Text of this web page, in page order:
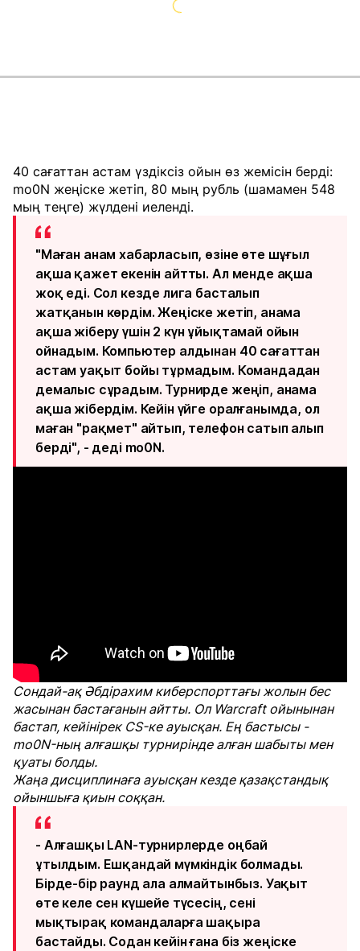
40 сағаттан астам үздіксіз ойын өз жемісін берді:
mo0N жеңіске жетіп, 80 мың рубль (шамамен 548
мың теңге) жүлдені иеленді.
"Маған анам хабарласып, өзіне өте шұғыл
ақша қажет екенін айтты. Ал менде ақша
жоқ еді. Сол кезде лига басталып
жатқанын көрдім. Жеңіске жетіп, анама
ақша жіберу үшін 2 күн ұйықтамай ойын
ойнадым. Компьютер алдынан 40 сағаттан
астам уақыт бойы тұрмадым. Командадан
демалыс сұрадым. Турнирде жеңіп, анама
ақша жібердім. Кейін үйге оралғанымда, ол
маған "рақмет" айтып, телефон сатып алып
берді", - деді mo0N.
Сондай-ақ Әбдірахим киберспорттағы жолын бес
жасынан бастағанын айтты. Ол Warcraft ойынынан
бастап, кейінірек CS-ке ауысқан. Ең бастысы -
mo0N-ның алғашқы турнирінде алған шабыты мен
қуаты болды.
Жаңа дисциплинаға ауысқан кезде қазақстандық
ойыншыға қиын соққан.
- Алғашқы LAN-турнирлерде оңбай
ұтылдым. Ешқандай мүмкіндік болмады.
Бірде-бір раунд ала алмайтынбыз. Уақыт
өте келе сен күшейе түсесің, сені
мықтырақ командаларға шақыра
бастайды. Содан кейін ғана біз жеңіске